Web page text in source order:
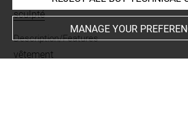
sculpté
Description/Features
vêtement
MANAGE YOUR